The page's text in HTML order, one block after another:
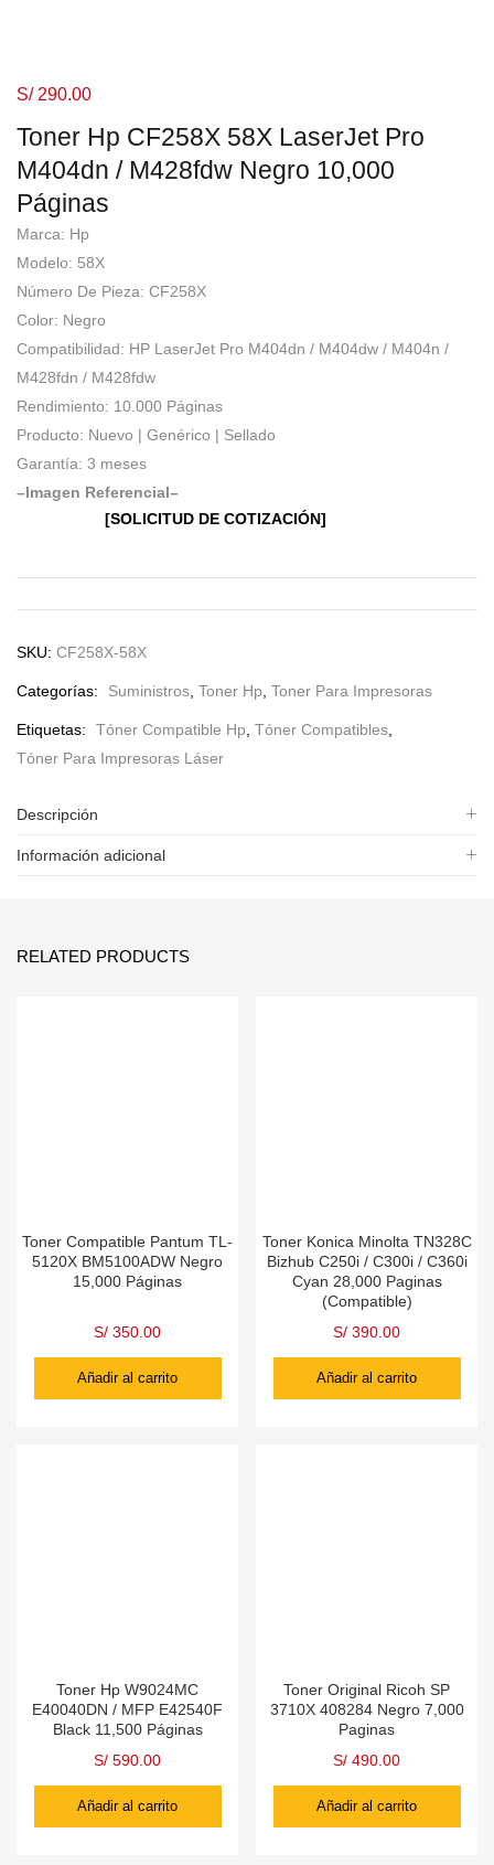
Toner Hp CF258X 58X LaserJet Pro
M404dn / M428fdw Negro 10,000
Páginas
S/290.00
Marca: Hp
Modelo: 58X
Número De Pieza: CF258X
Color: Negro
Compatibilidad: HP LaserJet Pro M404dn / M404dw / M404n /
M428fdn / M428fdw
Rendimiento: 10.000 Páginas
Producto: Nuevo | Genérico | Sellado
Garantía: 3 meses
–Imagen Referencial–
[SOLICITUD DE COTIZACIÓN]
SKU: CF258X-58X
Categorías: Suministros Toner Hp Toner Para Impresoras
Etiquetas: Tóner Compatible Hp Tóner Compatibles
Tóner Para Impresoras Láser
Descripción
Información adicional
RELATED PRODUCTS
Toner Compatible Pantum TL-
5120X BM5100ADW Negro
15,000 Páginas
S/ 350.00
Añadir al carrito
Toner Konica Minolta TN328C
Bizhub C250i / C300i / C360i
Cyan 28,000 Paginas
(Compatible)
S/ 390.00
Añadir al carrito
Toner Hp W9024MC
E40040DN / MFP E42540F
Black 11,500 Páginas
S/ 590.00
Añadir al carrito
Toner Original Ricoh SP
3710X 408284 Negro 7,000
Paginas
S/ 490.00
Añadir al carrito